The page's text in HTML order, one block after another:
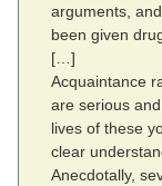
arguments,
been given
[…]
Acquaintance
are serious
lives of these
clear
Anecdotally,